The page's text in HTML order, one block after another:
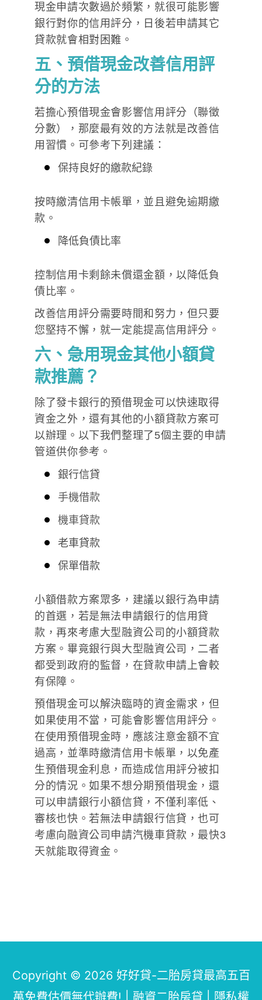
現金申請次數過於頻繁，就很可能影響
銀行對你的信用評分，日後若申請其它
貸款就會相對困難。
五、預借現金改善信用評
分的方法
若擔心預借現金會影響信用評分（聯徵
分數），那麼最有效的方法就是改善信
用習慣。可參考下列建議：
保持良好的繳款紀錄
按時繳清信用卡帳單，並且避免逾期繳
款。
降低負債比率
控制信用卡剩餘未償還金額，以降低負
債比率。
改善信用評分需要時間和努力，但只要
您堅持不懈，就一定能提高信用評分。
六、急用現金其他小額貸
款推薦？
除了發卡銀行的預借現金可以快速取得
資金之外，還有其他的小額貸款方案可
以辦理。以下我們整理了5個主要的申請
管道供你參考。
銀行信貸
手機借款
機車貸款
老車貸款
保單借款
小額借款方案眾多，建議以銀行為申請
的首選，若是無法申請銀行的信用貸
款，再來考慮大型融資公司的小額貸款
方案。畢竟銀行與大型融資公司，二者
都受到政府的監督，在貸款申請上會較
有保障。
預借現金可以解決臨時的資金需求，但
如果使用不當，可能會影響信用評分。
在使用預借現金時，應該注意金額不宜
過高，並準時繳清信用卡帳單，以免產
生預借現金利息，而造成信用評分被扣
分的情況。如果不想分期預借現金，還
可以申請銀行小額信貸，不僅利率低、
審核也快。若無法申請銀行信貸，也可
考慮向融資公司申請汽機車貸款，最快3
天就能取得資金。
Copyright © 2026 好好貸-二胎房貸最高五百
萬免費估價無代辦費! | 融資二胎房貸 | 隱私權